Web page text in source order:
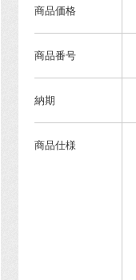
商品価格
商品番号
納期
商品仕様